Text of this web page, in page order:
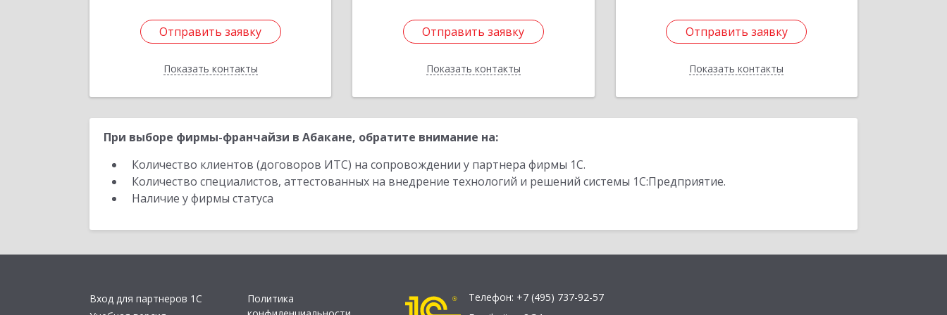
Отправить заявку
Показать контакты
Отправить заявку
Назад
Отправить заявку
Показать контакты
Отправить заявку
Назад
Отправить заявку
Показать контакты
Отправить заявку
Назад
При выборе фирмы-франчайзи в Абакане, обратите внимание на:
Количество клиентов (договоров ИТС) на сопровождении у партнера фирмы 1С.
Количество специалистов, аттестованных на внедрение технологий и решений системы 1С:Предприятие.
Наличие у фирмы статуса
Вход для партнеров 1С
Политика
Телефон: +7 (495) 737-92-57